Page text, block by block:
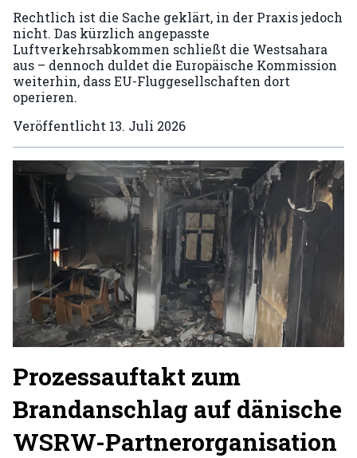
Rechtlich ist die Sache geklärt, in der Praxis jedoch
nicht. Das kürzlich angepasste
Luftverkehrsabkommen schließt die Westsahara
aus – dennoch duldet die Europäische Kommission
weiterhin, dass EU-Fluggesellschaften dort
operieren.
Veröffentlicht 13. Juli 2026
Prozessauftakt zum
Brandanschlag auf dänische
WSRW-Partnerorganisation